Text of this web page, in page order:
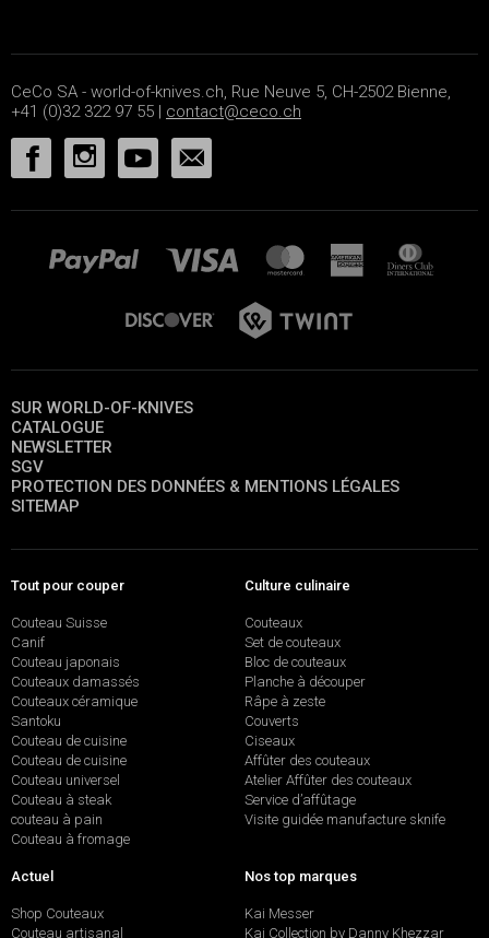
CeCo SA - world-of-knives.ch, Rue Neuve 5, CH-2502 Bienne,
+41 (0)32 322 97 55 | contact@ceco.ch
SUR WORLD-OF-KNIVES
CATALOGUE
NEWSLETTER
SGV
PROTECTION DES DONNÉES & MENTIONS LÉGALES
SITEMAP
Tout pour couper
Couteau Suisse
Canif
Couteau japonais
Couteaux damassés
Couteaux céramique
Santoku
Couteau de cuisine
Couteau de cuisine
Couteau universel
Couteau à steak
couteau à pain
Couteau à fromage
Culture culinaire
Couteaux
Set de couteaux
Bloc de couteaux
Planche à découper
Râpe à zeste
Couverts
Ciseaux
Affûter des couteaux
Atelier Affûter des couteaux
Service d’affûtage
Visite guidée manufacture sknife
Actuel
Shop Couteaux
Couteau artisanal
Nos top marques
Kai Messer
Kai Collection by Danny Khezzar